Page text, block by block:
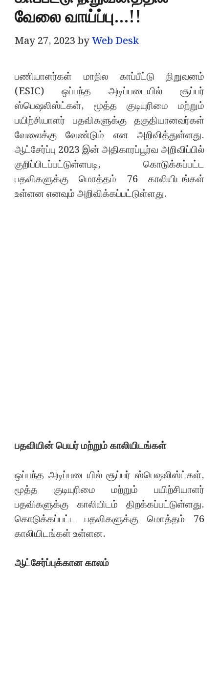
வேலை வாய்ப்பு…!!
May 27, 2023byWeb Desk
பணியாளர்கள் மாநில காப்பீட்டு நிறுவனம்
(ESIC) ஒப்பந்த அடிப்படையில் சூப்பர்
ஸ்பெஷலிஸ்ட்கள், மூத்த குடியுரிமை மற்றும்
பயிற்சியாளர் பதவிகளுக்கு தகுதியானவர்கள்
வேலைக்கு வேண்டும் என அறிவித்துள்ளது.
ஆட்சேர்ப்பு 2023 இன் அதிகாரப்பூர்வ அறிவிப்பில்
குறிப்பிடப்பட்டுள்ளபடி, கொடுக்கப்பட்ட
பதவிகளுக்கு மொத்தம் 76 காலியிடங்கள்
உள்ளன எனவும் அறிவிக்கப்பட்டுள்ளது.
பதவியின் பெயர் மற்றும் காலியிடங்கள்
ஒப்பந்த அடிப்படையில் சூப்பர் ஸ்பெஷலிஸ்ட்கள்,
மூத்த குடியுரிமை மற்றும் பயிற்சியாளர்
பதவிகளுக்கு காலியிடம் திறக்கப்பட்டுள்ளது.
கொடுக்கப்பட்ட பதவிகளுக்கு மொத்தம் 76
காலியிடங்கள் உள்ளன.
ஆட்சேர்ப்புக்கான காலம்